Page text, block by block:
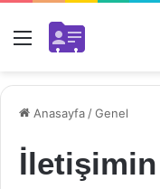
Menü
Anasayfa /Genel